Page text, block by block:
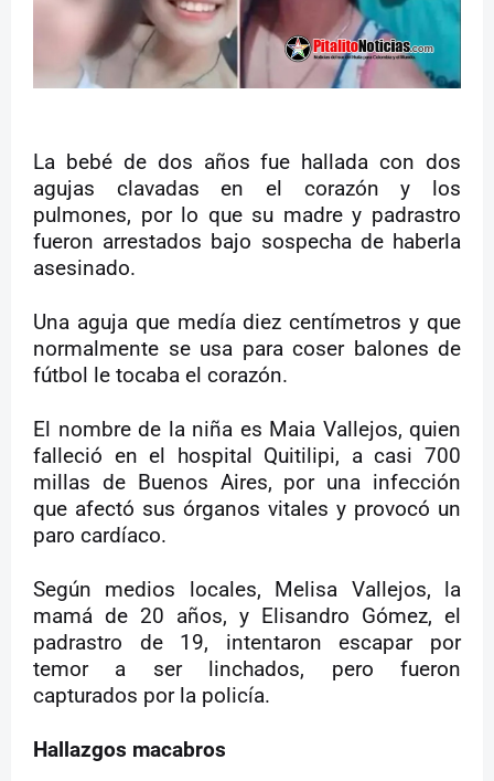
La bebé de dos años fue hallada con dos
agujas clavadas en el corazón y los
pulmones, por lo que su madre y padrastro
fueron arrestados bajo sospecha de haberla
asesinado.
Una aguja que medía diez centímetros y que
normalmente se usa para coser balones de
fútbol le tocaba el corazón.
El nombre de la niña es Maia Vallejos, quien
falleció en el hospital Quitilipi, a casi 700
millas de Buenos Aires, por una infección
que afectó sus órganos vitales y provocó un
paro cardíaco.
Según medios locales, Melisa Vallejos, la
mamá de 20 años, y Elisandro Gómez, el
padrastro de 19, intentaron escapar por
temor a ser linchados, pero fueron
capturados por la policía.
Hallazgos macabros